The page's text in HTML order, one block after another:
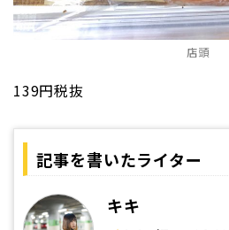
店頭
139円税抜
記事を書いたライター
キキ